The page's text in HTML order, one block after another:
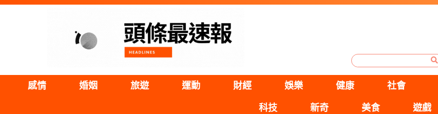
感情 婚姻 旅遊 運動 財經 娛樂 健康 社會
科技 新奇 美食 遊戲